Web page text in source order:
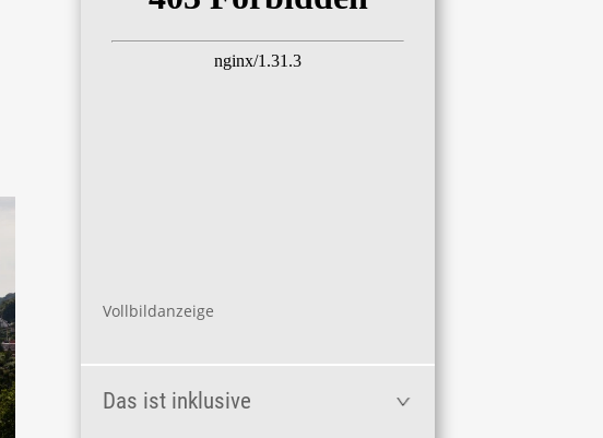
Vollbildanzeige
Das ist inklusive